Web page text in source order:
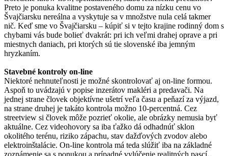
Preto je ponuka kvalitne postaveného domu za nízku cenu vo
Švajčiarsku nereálna a vyskytuje sa v množstve nula celá takmer
nič. Keď sme vo Švajčiarsku – kúpiť si v tejto krajine rodinný dom s
chybami vás bude bolieť dvakrát: pri ich veľmi drahej oprave a pri
miestnych daniach, pri ktorých sú tie slovenské iba jemným
hryzkaním.
Stavebné kontroly on-line
Niektoré nehnuteľnosti je možné skontrolovať aj on-line formou.
Aspoň to uvádzajú v popise inzerátov makléri a predavači. Na
jednej strane človek objektívne ušetrí veľa času a peňazí za výjazd,
na strane druhej je takáto kontrola možno 10-percentná. Cez
streetview si človek môže pozrieť okolie, ale obrázky nemusia byť
aktuálne. Cez videohovory sa iba ťažko dá odhadnúť sklon
okolitého terénu, riziko zápachu, stav dažďových zvodov alebo
elektroinštalácie. On-line kontrola má teda slúžiť iba na základné
zoznámenie sa s ponukou a prípadné vylúčenie realitných pascí.